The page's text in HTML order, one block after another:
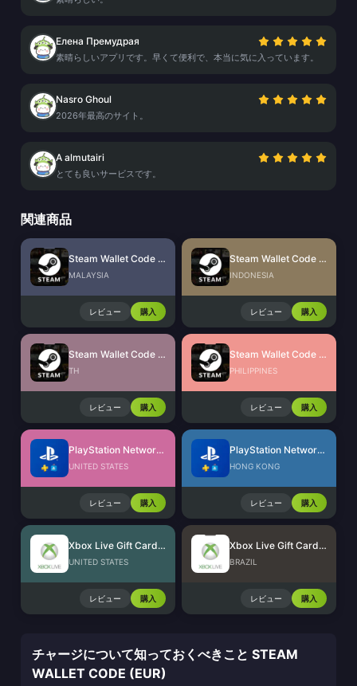
Елена Премудрая
素晴らしいアプリです。早くて便利で、本当に気に入っています。
Nasro Ghoul
2026年最高のサイト。
A almutairi
とても良いサービスです。
関連商品
Steam Wallet Code (MYR)
MALAYSIA
レビュー 購入
Steam Wallet Code (IDR)
INDONESIA
レビュー 購入
Steam Wallet Code (THB)
TH
レビュー 購入
Steam Wallet Code (PHP)
PHILIPPINES
レビュー 購入
PlayStation Network Card (US)
UNITED STATES
レビュー 購入
PlayStation Network Card (HK)
HONG KONG
レビュー 購入
Xbox Live Gift Card (US)
UNITED STATES
レビュー 購入
Xbox Live Gift Card (BR)
BRAZIL
レビュー 購入
チャージについて知っておくべきこと STEAM
WALLET CODE (EUR)